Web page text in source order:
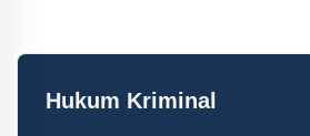
Hukum Kriminal